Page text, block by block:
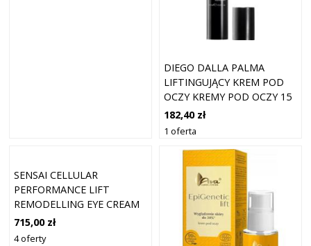
DIEGO DALLA PALMA
LIFTINGUJĄCY KREM POD
OCZY KREMY POD OCZY 15
ML BIAŁY
182,40 zł
1 oferta
SENSAI CELLULAR
PERFORMANCE LIFT
REMODELLING EYE CREAM
(15ML)
715,00 zł
4 oferty